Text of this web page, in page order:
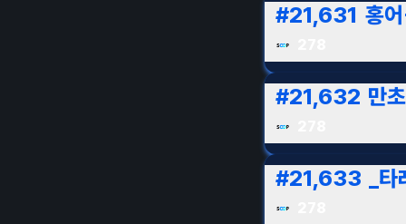
#21,631 홍
#21,632 만초
#21,633 _타